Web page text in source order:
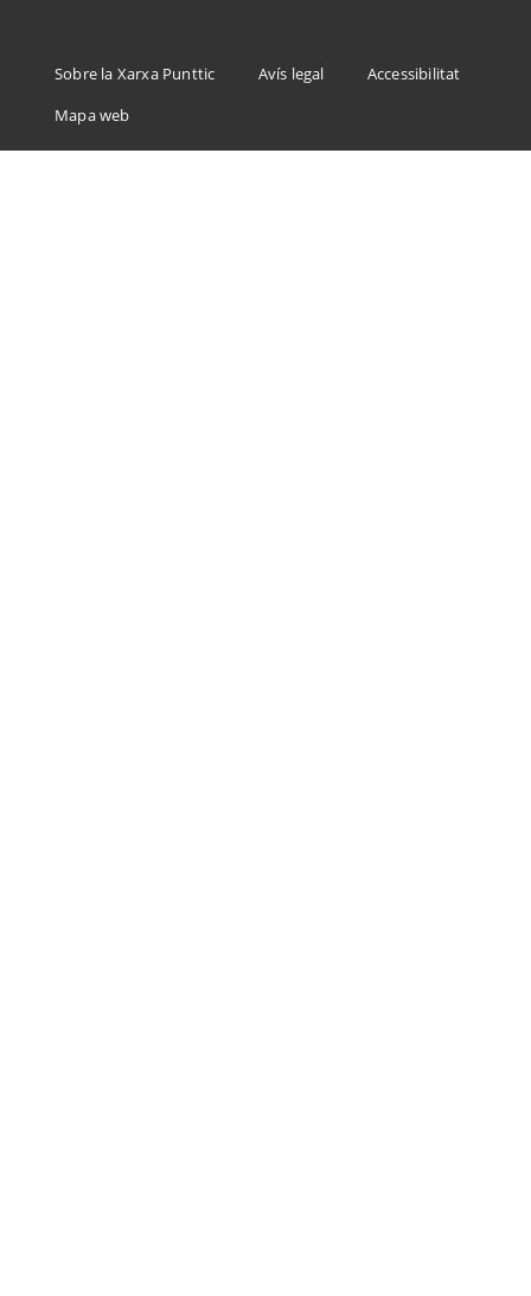
Menu
Footer
Sobre la Xarxa Punttic Avís legal
Accessibilitat
Mapa web